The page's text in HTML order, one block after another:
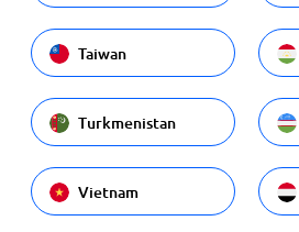
Taiwan
Turkmenistan
Vietnam